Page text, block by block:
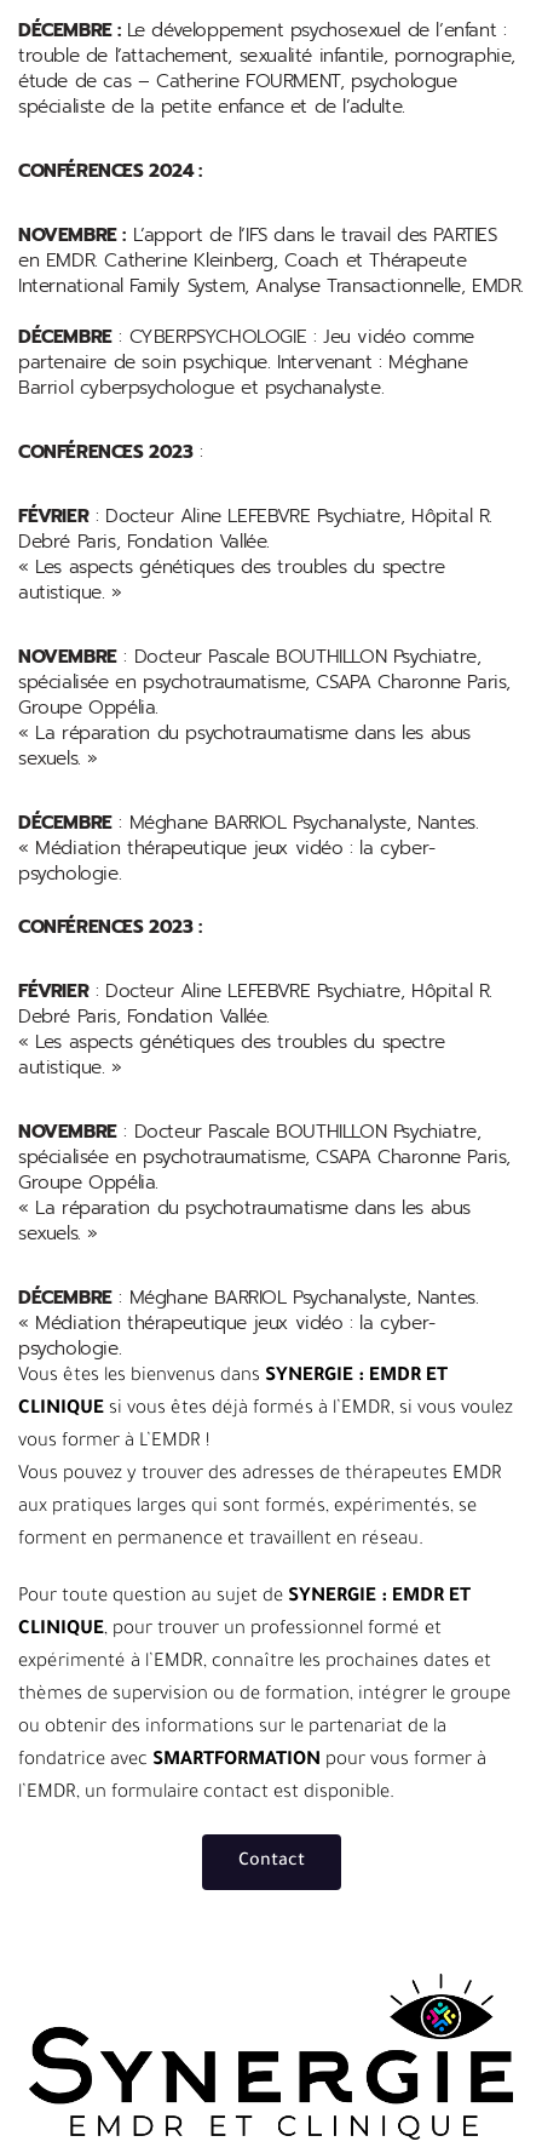
DÉCEMBRE : Le développement psychosexuel de l’enfant :
trouble de l’attachement, sexualité infantile, pornographie,
étude de cas – Catherine FOURMENT, psychologue
spécialiste de la petite enfance et de l’adulte.
CONFÉRENCES 2024 :
NOVEMBRE : L’apport de l’IFS dans le travail des PARTIES
en EMDR. Catherine Kleinberg, Coach et Thérapeute
International Family System, Analyse Transactionnelle, EMDR.
DÉCEMBRE: CYBERPSYCHOLOGIE : Jeu vidéo comme
partenaire de soin psychique. Intervenant : Méghane
Barriol cyberpsychologue et psychanalyste.
CONFÉRENCES 2023:
FÉVRIER: Docteur Aline LEFEBVRE Psychiatre, Hôpital R.
Debré Paris, Fondation Vallée.
« Les aspects génétiques des troubles du spectre
autistique. »
NOVEMBRE: Docteur Pascale BOUTHILLON Psychiatre,
spécialisée en psychotraumatisme, CSAPA Charonne Paris,
Groupe Oppélia.
« La réparation du psychotraumatisme dans les abus
sexuels. »
DÉCEMBRE: Méghane BARRIOL Psychanalyste, Nantes.
« Médiation thérapeutique jeux vidéo : la cyber-
psychologie.
CONFÉRENCES 2023 :
FÉVRIER: Docteur Aline LEFEBVRE Psychiatre, Hôpital R.
Debré Paris, Fondation Vallée.
« Les aspects génétiques des troubles du spectre
autistique. »
NOVEMBRE: Docteur Pascale BOUTHILLON Psychiatre,
spécialisée en psychotraumatisme, CSAPA Charonne Paris,
Groupe Oppélia.
« La réparation du psychotraumatisme dans les abus
sexuels. »
DÉCEMBRE: Méghane BARRIOL Psychanalyste, Nantes.
« Médiation thérapeutique jeux vidéo : la cyber-
psychologie.
Vous êtes les bienvenus dans SYNERGIE : EMDR ET
CLINIQUE si vous êtes déjà formés à l’EMDR, si vous voulez
vous former à L’EMDR !
Vous pouvez y trouver des adresses de thérapeutes EMDR
aux pratiques larges qui sont formés, expérimentés, se
forment en permanence et travaillent en réseau.
Pour toute question au sujet de SYNERGIE : EMDR ET
CLINIQUE, pour trouver un professionnel formé et
expérimenté à l’EMDR, connaître les prochaines dates et
thèmes de supervision ou de formation, intégrer le groupe
ou obtenir des informations sur le partenariat de la
fondatrice avec SMARTFORMATION pour vous former à
l’EMDR, un formulaire contact est disponible.
Contact